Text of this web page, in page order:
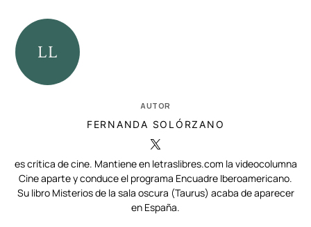
AUTOR
FERNANDA SOLÓRZANO
es crítica de cine. Mantiene en letraslibres.com la videocolumna
Cine aparte y conduce el programa Encuadre Iberoamericano.
Su libro Misterios de la sala oscura (Taurus) acaba de aparecer
en España.